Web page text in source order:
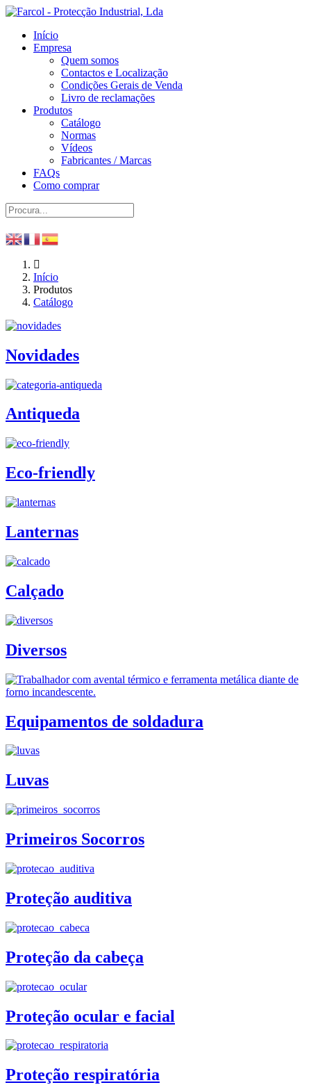
Início
Empresa
Quem somos
Contactos e Localização
Condições Gerais de Venda
Livro de reclamações
Produtos
Catálogo
Normas
Vídeos
Fabricantes / Marcas
FAQs
Como comprar
Início
Produtos
Catálogo
Novidades
Antiqueda
Eco-friendly
Lanternas
Calçado
Diversos
Equipamentos de soldadura
Luvas
Primeiros Socorros
Proteção auditiva
Proteção da cabeça
Proteção ocular e facial
Proteção respiratória